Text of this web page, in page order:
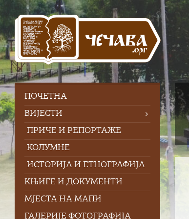
Skip
content
Skip
left
sidebar
Skip
footer
ПOЧЕТНА
ВИЈЕСТИ
ПРИЧЕ И РЕПОРТАЖЕ
КОЛУМНЕ
ИСТОРИЈА И ЕТНОГРАФИЈА
КЊИГЕ И ДОКУМЕНТИ
МЈЕСТА НА МАПИ
ГАЛЕРИЈЕ ФОТОГРАФИЈА